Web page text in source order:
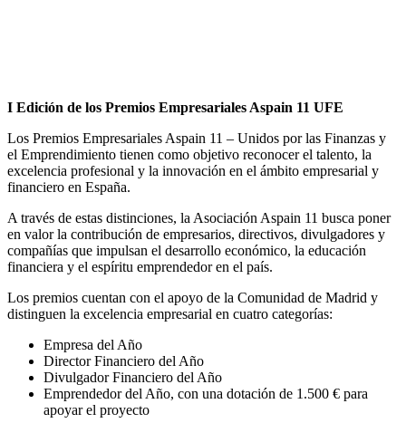
I Edición de los Premios Empresariales Aspain 11 UFE
Los Premios Empresariales Aspain 11 – Unidos por las Finanzas y
el Emprendimiento tienen como objetivo reconocer el talento, la
excelencia profesional y la innovación en el ámbito empresarial y
financiero en España.
A través de estas distinciones, la Asociación Aspain 11 busca poner
en valor la contribución de empresarios, directivos, divulgadores y
compañías que impulsan el desarrollo económico, la educación
financiera y el espíritu emprendedor en el país.
Los premios cuentan con el apoyo de la Comunidad de Madrid y
distinguen la excelencia empresarial en cuatro categorías:
Empresa del Año
Director Financiero del Año
Divulgador Financiero del Año
Emprendedor del Año, con una dotación de 1.500 € para
apoyar el proyecto